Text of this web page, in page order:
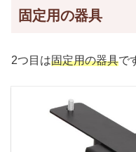
固定用の器具
2つ目は固定用の器具で